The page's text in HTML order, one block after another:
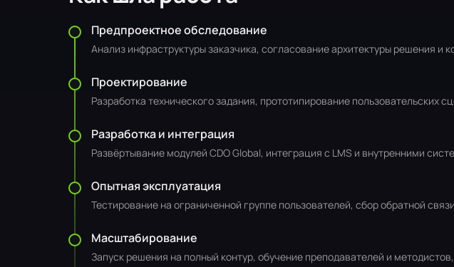
Предпроектное обследование
Анализ инфраструктуры заказчика, согласование архитектуры решения и
Проектирование
Разработка технического задания, прототипирование пользовательских
Разработка и интеграция
Развёртывание модулей CDO Global, интеграция с LMS и внутренними
Опытная эксплуатация
Тестирование на ограниченной группе пользователей, сбор обратной
Масштабирование
Запуск решения на полный контур, обучение преподавателей и